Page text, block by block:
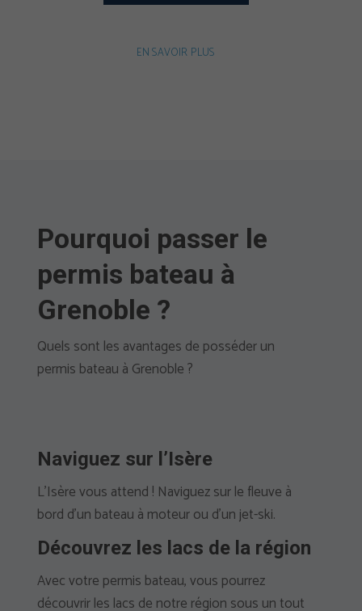
EN SAVOIR PLUS
Pourquoi passer le
permis bateau à
Grenoble ?
Quels sont les avantages de posséder un
permis bateau à Grenoble ?
Naviguez sur l’Isère
L’Isère vous attend ! Naviguez sur le fleuve à
bord d’un bateau à moteur ou d’un jet-ski.
Découvrez les lacs de la région
Avec votre permis bateau, vous pourrez
découvrir les lacs de notre région sous un tout